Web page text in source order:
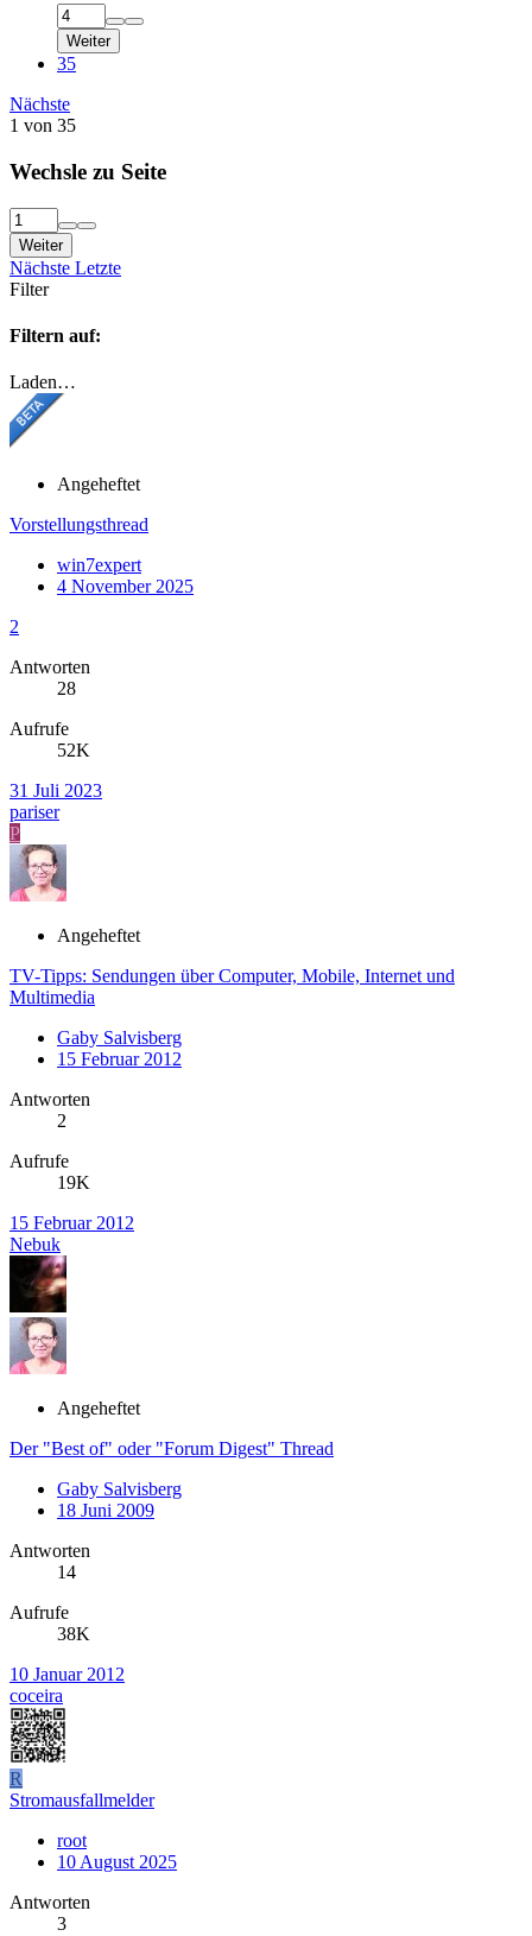
Weiter
35
Nächste
1 von 35
Wechsle zu Seite
Weiter
Nächste Letzte
Filter
Filtern auf:
Laden…
Angeheftet
Vorstellungsthread
win7expert
4 November 2025
2
Antworten
28
Aufrufe
52K
31 Juli 2023
pariser
P
Angeheftet
TV-Tipps: Sendungen über Computer, Mobile, Internet und
Multimedia
Gaby Salvisberg
15 Februar 2012
Antworten
2
Aufrufe
19K
15 Februar 2012
Nebuk
Angeheftet
Der "Best of" oder "Forum Digest" Thread
Gaby Salvisberg
18 Juni 2009
Antworten
14
Aufrufe
38K
10 Januar 2012
coceira
R
Stromausfallmelder
root
10 August 2025
Antworten
3